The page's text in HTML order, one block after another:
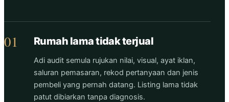
01 Rumah lama tidak terjual
Adi audit semula rujukan nilai, visual, ayat iklan,
saluran pemasaran, rekod pertanyaan dan jenis
pembeli yang pernah datang. Listing lama tidak
patut dibiarkan tanpa diagnosis.